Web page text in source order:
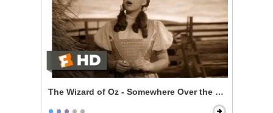
The Wizard of Oz - Somewhere Over the Rainbow